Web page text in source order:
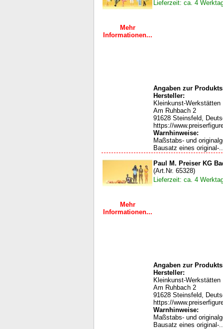
Mehr
Informationen...
Lieferzeit: ca. 4
Angaben zur
Hersteller:
Kleinkunst-
Am Ruhbach 2
91628 Steinsfeld,
https://
Warnhinweise:
Maßstabs- und
Bausatz eines original-
Mehr
Informationen...
Paul M. Preiser KG
(Art.Nr. 65328)
Lieferzeit: ca. 4
Angaben zur
Hersteller:
Kleinkunst-
Am Ruhbach 2
91628 Steinsfeld,
https://
Warnhinweise:
Maßstabs- und
Bausatz eines original-